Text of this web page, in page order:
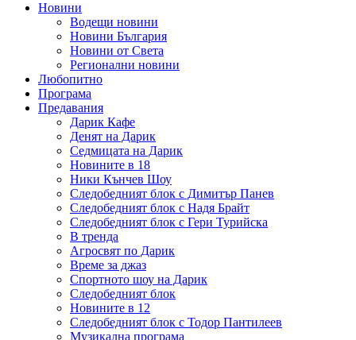
Новини
Водещи новини
Новини България
Новини от Света
Регионални новини
Любопитно
Програма
Предавания
Дарик Кафе
Денят на Дарик
Седмицата на Дарик
Новините в 18
Ники Кънчев Шоу
Следобедният блок с Димитър Панев
Следобедният блок с Надя Брайт
Следобедният блок с Гери Турийска
В тренда
Агросвят по Дарик
Време за джаз
Спортното шоу на Дарик
Следобедният блок
Новините в 12
Следобедният блок с Тодор Пантилеев
Музикална програма